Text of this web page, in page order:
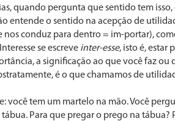
quando pergunta que sentido tem
entende o sentido na acepção de
conduz para dentro = im-portar),
se escreve inter-esse, isto é, estar
a significação ao que você faz
é o que chama­mos de
você tem um martelo na mão. Você
Para que pregar o prego na tábua?